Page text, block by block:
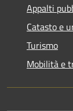
Appalti
Catasto e
Turismo
Mobilità e